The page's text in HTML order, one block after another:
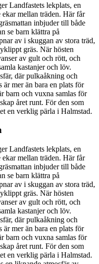
Landfastets lekplats, en
ekar mellan träden. Här får
inbjuder till både
se barn klättra på
av i skuggan av stora träd,
gräs. När hösten
av gult och rött, och
kastanjer och löv.
där pulkaåkning och
mer än bara en plats för
barn och vuxna samlas för
året runt. För den som
en verklig pärla i Halmstad.
Landfastets lekplats, en
ekar mellan träden. Här får
inbjuder till både
se barn klättra på
av i skuggan av stora träd,
gräs. När hösten
av gult och rött, och
kastanjer och löv.
där pulkaåkning och
mer än bara en plats för
barn och vuxna samlas för
året runt. För den som
en verklig pärla i Halmstad.